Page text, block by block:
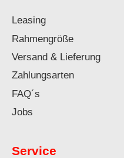
Leasing
Rahmengröße
Versand & Lieferung
Zahlungsarten
FAQ´s
Jobs
Service